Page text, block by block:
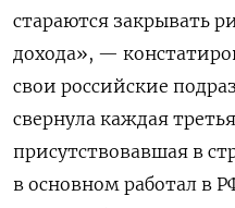
стараются закрывать
дохода», —
свои российские
свернула каждая
присутствовавшая в
в основном работал в